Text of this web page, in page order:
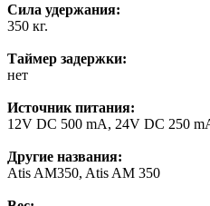
Сила удержания:
350 кг.
Таймер задержки:
нет
Источник питания:
12V DC 500 mA, 24V DC 250
Другие названия:
Atis AM350, Atis AM 350